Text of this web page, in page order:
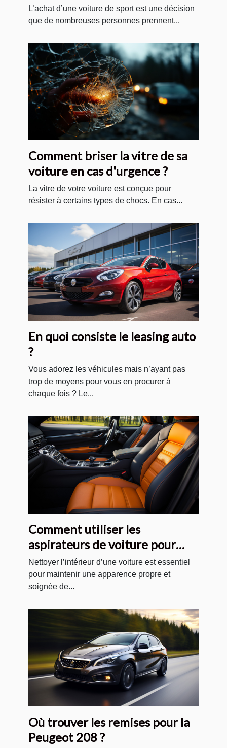
L’achat d’une voiture de sport est une décision
que de nombreuses personnes prennent...
Comment briser la vitre de sa
voiture en cas d'urgence ?
La vitre de votre voiture est conçue pour
résister à certains types de chocs. En cas...
En quoi consiste le leasing auto
?
Vous adorez les véhicules mais n’ayant pas
trop de moyens pour vous en procurer à
chaque fois ? Le...
Comment utiliser les
aspirateurs de voiture pour
nettoyer correctement les
sièges, les tapis et les sols de
votre voiture ?
Nettoyer l’intérieur d’une voiture est essentiel
pour maintenir une apparence propre et
soignée de...
Où trouver les remises pour la
Peugeot 208 ?